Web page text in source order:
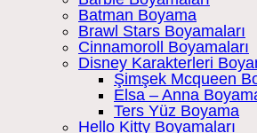
Batman Boyama
Brawl Stars Boyamaları
Cinnamoroll Boyamaları
Disney Karakterleri
Şimşek Mcqueen
Elsa – Anna
Ters Yüz Boyama
Hello Kitty Boyamaları